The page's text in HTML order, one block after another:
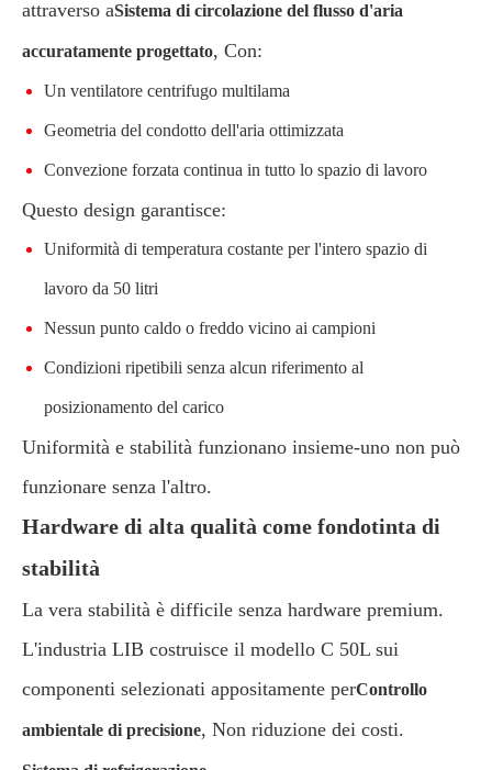
attraverso aSistema di circolazione del flusso d'aria
accuratamente progettato, Con:
Un ventilatore centrifugo multilama
Geometria del condotto dell'aria ottimizzata
Convezione forzata continua in tutto lo spazio di lavoro
Questo design garantisce:
Uniformità di temperatura costante per l'intero spazio di
lavoro da 50 litri
Nessun punto caldo o freddo vicino ai campioni
Condizioni ripetibili senza alcun riferimento al
posizionamento del carico
Uniformità e stabilità funzionano insieme-uno non può
funzionare senza l'altro.
Hardware di alta qualità come fondotinta di
stabilità
La vera stabilità è difficile senza hardware premium.
L'industria LIB costruisce il modello C 50L sui
componenti selezionati appositamente perControllo
ambientale di precisione, Non riduzione dei costi.